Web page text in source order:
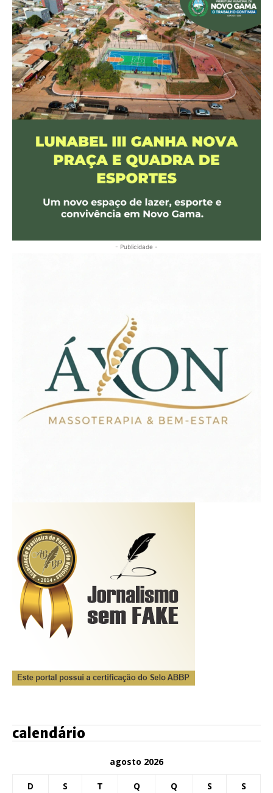
- Publicidade -
calendário
agosto 2026
D S T Q Q S S